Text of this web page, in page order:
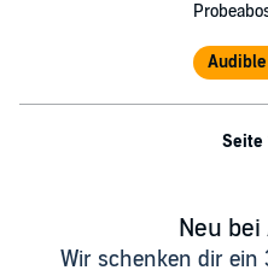
Seite
Neu
Wir schenken dir ein